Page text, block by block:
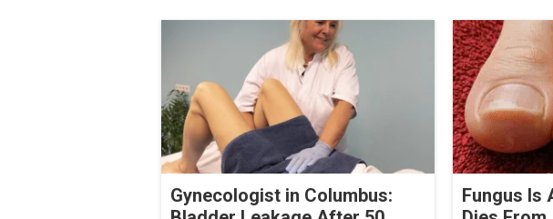
Gynecologist in Columbus:
Fungus Is